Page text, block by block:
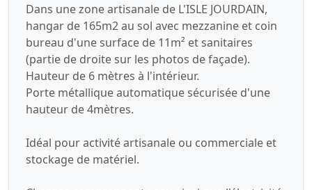
Dans une zone artisanale de L'ISLE JOURDAIN,
hangar de 165m2 au sol avec mezzanine et coin
bureau d'une surface de 11m² et sanitaires
(partie de droite sur les photos de façade).
Hauteur de 6 mètres à l'intérieur.
Porte métallique automatique sécurisée d'une
hauteur de 4mètres.
Idéal pour activité artisanale ou commerciale et
stockage de matériel.